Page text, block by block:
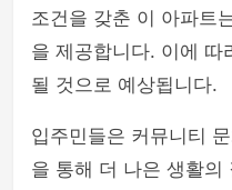
조건을 갖춘 이 아파트
을 제공합니다. 이에 따
될 것으로 예상됩니다.
입주민들은 커뮤니티
을 통해 더 나은 생활의